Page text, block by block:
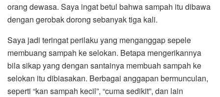
orang dewasa. Saya ingat betul bahwa sampah itu dibawa
dengan gerobak dorong sebanyak tiga kali.
Saya jadi teringat perilaku yang menganggap sepele
membuang sampah ke selokan. Betapa mengerikannya
bila sikap yang dengan santainya membuah sampah ke
selokan itu dibiasakan. Berbagai anggapan bermunculan,
seperti “kan sampah kecil”, “cuma sedikit”, dan lain